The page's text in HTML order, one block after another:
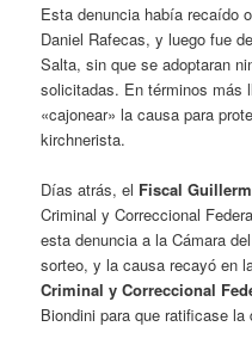
Esta denuncia había recaído
Daniel Rafecas, y luego fue
Salta, sin que se adoptaran
solicitadas. En términos más
«cajonear» la causa para
kirchnerista.
Días atrás, el Fiscal
Criminal y Correccional
esta denuncia a la Cámara
sorteo, y la causa recayó en
Criminal y Correccional
Biondini para que ratificase la